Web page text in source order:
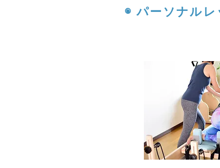
◉ パーソナルレ